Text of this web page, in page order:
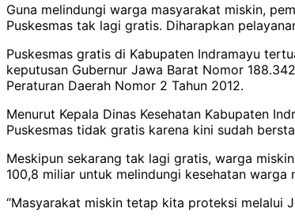
Guna melindungi warga masyarakat miskin,
Puskesmas tak lagi gratis. Diharapkan
Puskesmas gratis di Kabupaten Indramayu
keputusan Gubernur Jawa Barat Nomor
Peraturan Daerah Nomor 2 Tahun 2012.
Menurut Kepala Dinas Kesehatan Kabupaten
Puskesmas tidak gratis karena kini sudah
Meskipun sekarang tak lagi gratis, warga
100,8 miliar untuk melindungi kesehatan warga
“Masyarakat miskin tetap kita proteksi melalui